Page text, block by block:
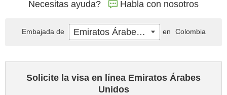
Necesitas ayuda? Habla con nosotros
Solicite la visa en línea Emiratos Árabes
Unidos
Embajada de Emiratos Árabes Unidos en Colombia